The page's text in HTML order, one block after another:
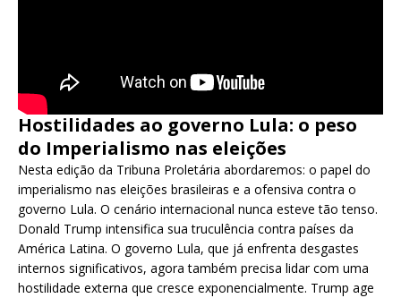
Hostilidades ao governo Lula: o peso
do Imperialismo nas eleições
Nesta edição da Tribuna Proletária abordaremos: o papel do
imperialismo nas eleições brasileiras e a ofensiva contra o
governo Lula. O cenário internacional nunca esteve tão tenso.
Donald Trump intensifica sua truculência contra países da
América Latina. O governo Lula, que já enfrenta desgastes
internos significativos, agora também precisa lidar com uma
hostilidade externa que cresce exponencialmente. Trump age